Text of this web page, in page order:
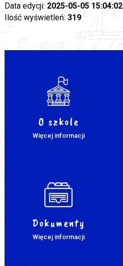
Data edycji: 2025-05-05 15:04:02
Ilość wyświetleń: 319
O szkole
Więcej informacji
Dokumenty
Więcej informacji